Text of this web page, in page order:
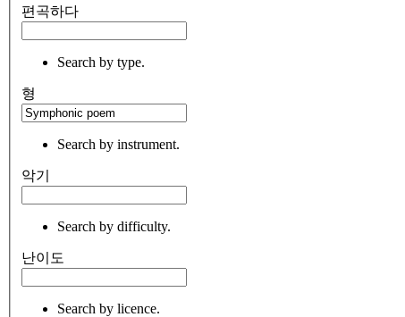
편곡하다
Search by type.
형
Search by instrument.
악기
Search by difficulty.
난이도
Search by licence.